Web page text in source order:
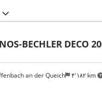
an der Queich ۴٬۱۸۲ km
BECHLER DECO